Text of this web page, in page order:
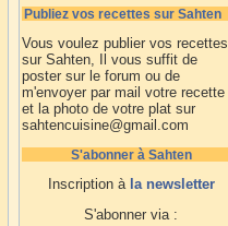
Publiez vos recettes sur Sahten
Vous voulez publier vos recettes
sur Sahten, Il vous suffit de
poster sur le forum ou de
m'envoyer par mail votre recette
et la photo de votre plat sur
sahtencuisine@gmail.com
S'abonner à Sahten
Inscription à la newsletter
S'abonner via :